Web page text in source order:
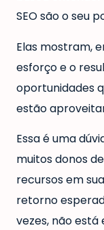
SEO são o seu
Elas mostram,
esforço e o
oportunidades
estão
Essa é uma
muitos donos
recursos em
retorno
vezes, não está